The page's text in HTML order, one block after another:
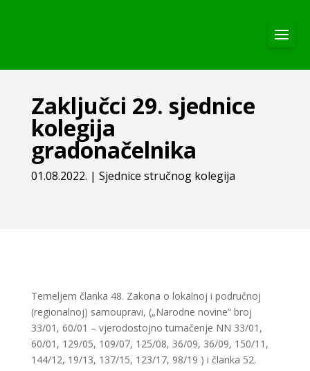
Zaključci 29. sjednice
kolegija
gradonačelnika
01.08.2022. | Sjednice stručnog kolegija
Temeljem članka 48. Zakona o lokalnoj i područnoj
(regionalnoj) samoupravi, („Narodne novine“ broj
33/01, 60/01 – vjerodostojno tumačenje NN 33/01,
60/01, 129/05, 109/07, 125/08, 36/09, 36/09, 150/11,
144/12, 19/13, 137/15, 123/17, 98/19 ) i članka 52.